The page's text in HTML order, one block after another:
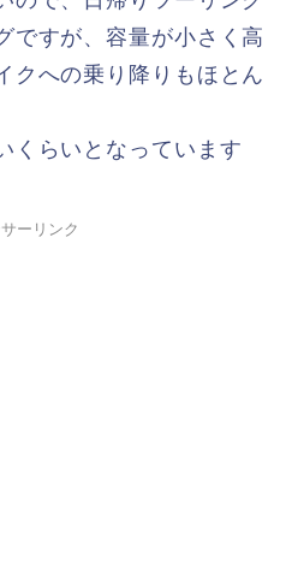
ですが、容量が小さく高
クへの乗り降りもほとん
くらいとなっています
ーリンク